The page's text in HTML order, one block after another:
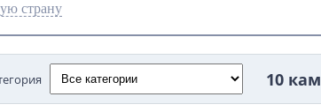
страну
10